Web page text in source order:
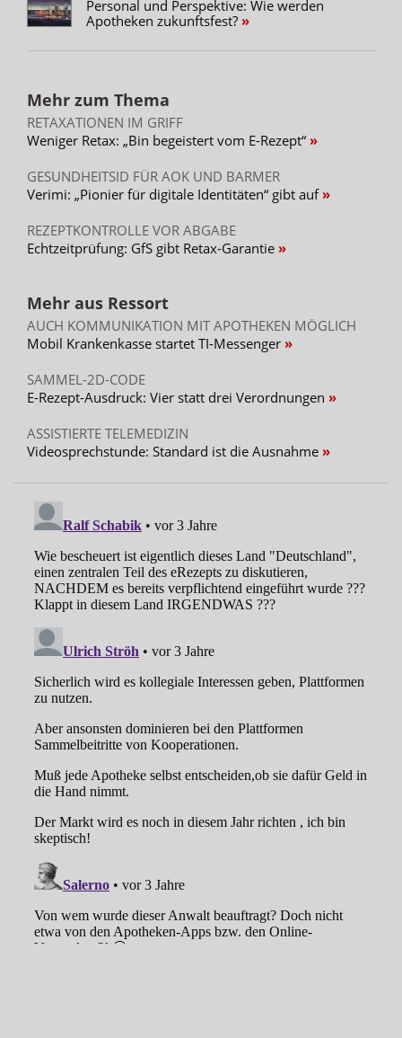
Personal und Perspektive: Wie werden
Apotheken zukunftsfest?
Mehr zum Thema
RETAXATIONEN IM GRIFF
Weniger Retax: „Bin begeistert vom E-Rezept“
GESUNDHEITSID FÜR AOK UND BARMER
Verimi: „Pionier für digitale Identitäten“ gibt auf
REZEPTKONTROLLE VOR ABGABE
Echtzeitprüfung: GfS gibt Retax-Garantie
Mehr aus Ressort
AUCH KOMMUNIKATION MIT APOTHEKEN MÖGLICH
Mobil Krankenkasse startet TI-Messenger
SAMMEL-2D-CODE
E-Rezept-Ausdruck: Vier statt drei Verordnungen
ASSISTIERTE TELEMEDIZIN
Videosprechstunde: Standard ist die Ausnahme